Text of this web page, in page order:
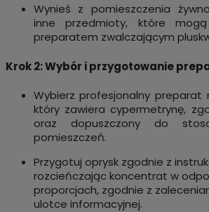
Wynieś z pomieszczenia
inne przedmioty, które
preparatem zwalczającym
Krok 2: Wybór i przygotowanie
Wybierz profesjonalny preparat
który zawiera cypermetrynę,
oraz dopuszczony do
pomieszczeń.
Przygotuj oprysk zgodnie z
rozcieńczając koncentrat w
proporcjach, zgodnie z
ulotce informacyjnej.